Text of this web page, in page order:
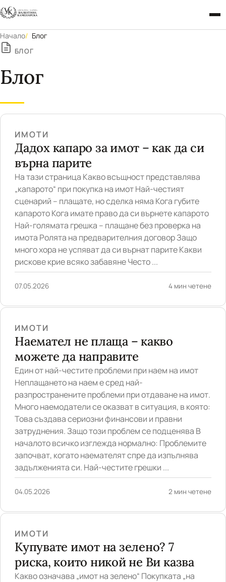
Начало Блог
БЛОГ
Блог
ИМОТИ
Дадох капаро за имот – как да си
върна парите
На тази страница Какво всъщност представлява
„капарото“ при покупка на имот Най-честият
сценарий – плащате, но сделка няма Кога губите
капарото Кога имате право да си върнете капарото
Най-голямата грешка – плащане без проверка на
имота Ролята на предварителния договор Защо
много хора не успяват да си върнат парите Какви
рискове крие всяко забавяне Често ...
07.05.2026 4 мин четене
ИМОТИ
Наемател не плаща – какво
можете да направите
Един от най-честите проблеми при наем на имот
Неплащането на наем е сред най-
разпространените проблеми при отдаване на имот.
Много наемодатели се оказват в ситуация, в която:
Това създава сериозни финансови и правни
затруднения. Защо този проблем се подценява В
началото всичко изглежда нормално: Проблемите
започват, когато наемателят спре да изпълнява
задълженията си. Най-честите грешки ...
04.05.2026 2 мин четене
ИМОТИ
Купувате имот на зелено? 7
риска, които никой не Ви казва
Какво означава „имот на зелено“ Покупката „на